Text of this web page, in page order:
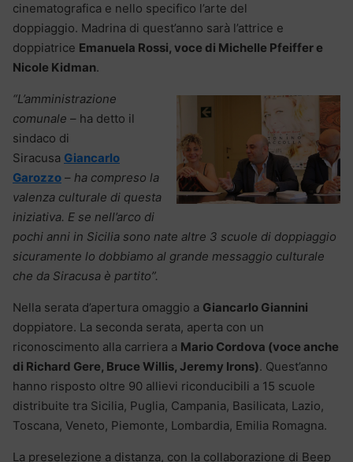
cinematografica e nello specifico l’arte del
doppiaggio. Madrina di quest’anno sarà l’attrice e
doppiatrice Emanuela Rossi, voce di Michelle Pfeiffer e
Nicole Kidman.
“L’amministrazione
comunale – ha detto il
sindaco di
Siracusa Giancarlo
Garozzo – ha compreso la
valenza culturale di questa
iniziativa. E se nell’arco di
pochi anni in Sicilia sono nate altre 3 scuole di doppiaggio
sicuramente lo dobbiamo al grande messaggio culturale
che da Siracusa è partito”.
Nella serata d’apertura omaggio a Giancarlo Giannini
doppiatore. La seconda serata, aperta con un
riconoscimento alla carriera a Mario Cordova (voce anche
di Richard Gere, Bruce Willis, Jeremy Irons). Quest’anno
hanno risposto oltre 90 allievi riconducibili a 15 scuole
distribuite tra Sicilia, Puglia, Campania, Basilicata, Lazio,
Toscana, Veneto, Piemonte, Lombardia, Emilia Romagna.
La preselezione a distanza, con la collaborazione di Beep